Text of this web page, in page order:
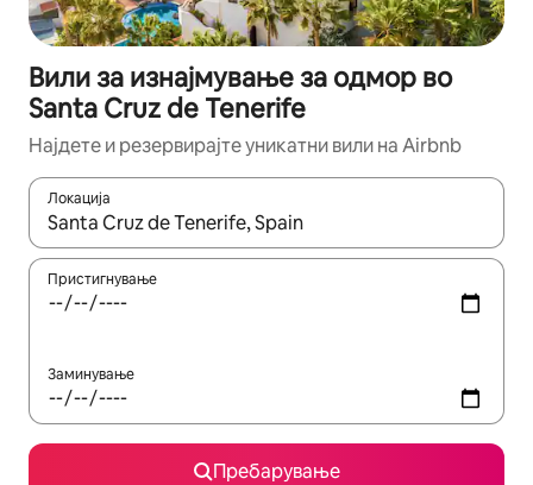
Вили за изнајмување за одмор во
Santa Cruz de Tenerife
Најдете и резервирајте уникатни вили на Airbnb
Локација
Кога резултатите се достапни, движете се со копчињата
Пристигнување
Заминување
Пребарување